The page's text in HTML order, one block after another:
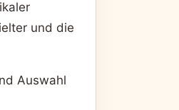
und die
Auswahl